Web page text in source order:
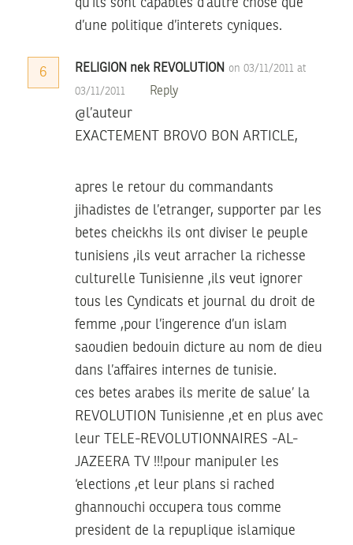
qu’ils sont capables d’autre chose que
d’une politique d’interets cyniques.
6 RELIGION nek REVOLUTION on 03/11/2011 at
03/11/2011 Reply
@l’auteur
EXACTEMENT BROVO BON ARTICLE,
apres le retour du commandants
jihadistes de l’etranger, supporter par les
betes cheickhs ils ont diviser le peuple
tunisiens ,ils veut arracher la richesse
culturelle Tunisienne ,ils veut ignorer
tous les Cyndicats et journal du droit de
femme ,pour l’ingerence d’un islam
saoudien bedouin dicture au nom de dieu
dans l’affaires internes de tunisie.
ces betes arabes ils merite de salue’ la
REVOLUTION Tunisienne ,et en plus avec
leur TELE-REVOLUTIONNAIRES -AL-
JAZEERA TV !!!pour manipuler les
‘elections ,et leur plans si rached
ghannouchi occupera tous comme
president de la repuplique islamique